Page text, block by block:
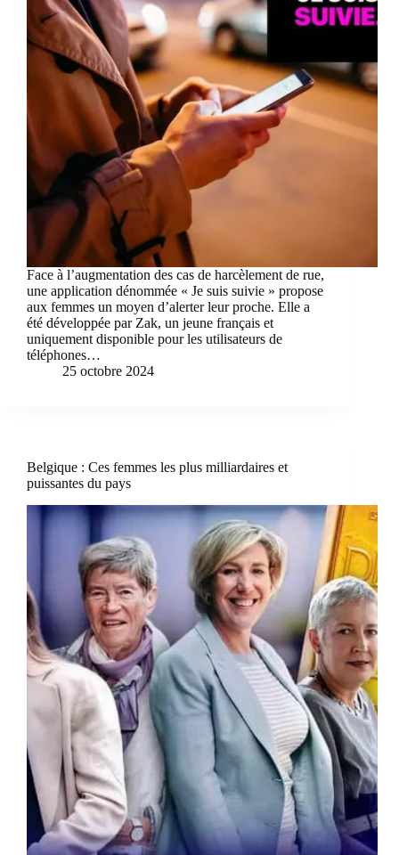
Face à l’augmentation des cas de harcèlement de rue,
une application dénommée « Je suis suivie » propose
aux femmes un moyen d’alerter leur proche. Elle a
été développée par Zak, un jeune français et
uniquement disponible pour les utilisateurs de
téléphones…
25 octobre 2024
Belgique : Ces femmes les plus milliardaires et
puissantes du pays